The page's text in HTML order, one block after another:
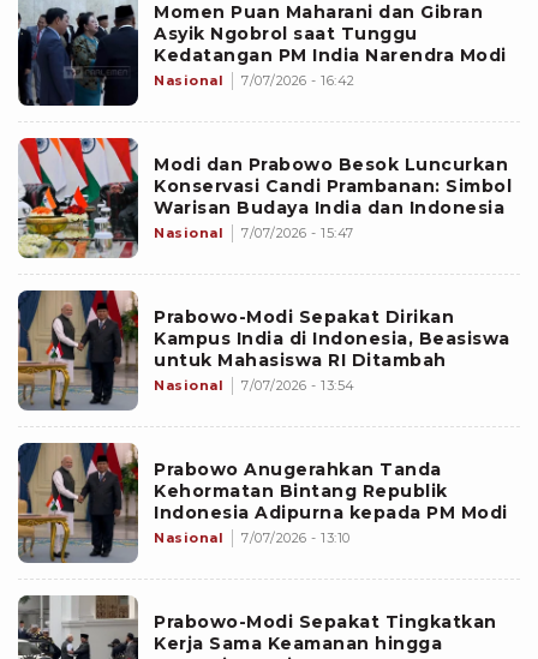
Momen Puan Maharani dan Gibran
Asyik Ngobrol saat Tunggu
Kedatangan PM India Narendra Modi
Nasional 7/07/2026 - 16:42
Modi dan Prabowo Besok Luncurkan
Konservasi Candi Prambanan: Simbol
Warisan Budaya India dan Indonesia
Nasional 7/07/2026 - 15:47
Prabowo-Modi Sepakat Dirikan
Kampus India di Indonesia, Beasiswa
untuk Mahasiswa RI Ditambah
Nasional 7/07/2026 - 13:54
Prabowo Anugerahkan Tanda
Kehormatan Bintang Republik
Indonesia Adipurna kepada PM Modi
Nasional 7/07/2026 - 13:10
Prabowo-Modi Sepakat Tingkatkan
Kerja Sama Keamanan hingga